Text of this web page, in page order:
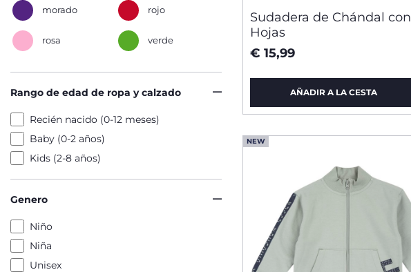
morado rojo
rosa verde
Rango de edad de ropa y calzado
Recién nacido (0-12 meses)
Baby (0-2 años)
Kids (2-8 años)
Genero
Niño
Niña
Unisex
Sudadera de Chándal con
Hojas
€ 15,99
AÑADIR A LA CESTA
NEW